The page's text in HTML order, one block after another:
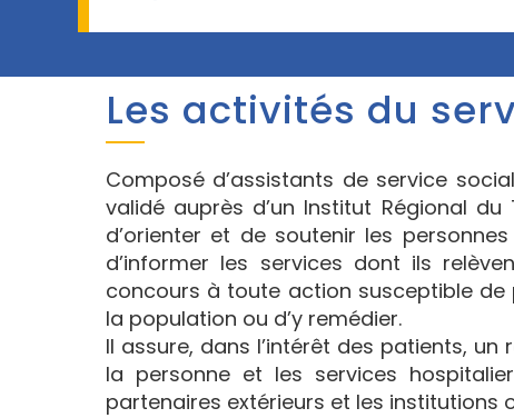
Les activités du
Composé d’assistants de service
validé auprès d’un Institut Régional
d’orienter et de soutenir les
d’informer les services dont ils
concours à toute action susceptible
la population ou d’y remédier.
Il assure, dans l’intérêt des patients,
la personne et les services
partenaires extérieurs et les institutions